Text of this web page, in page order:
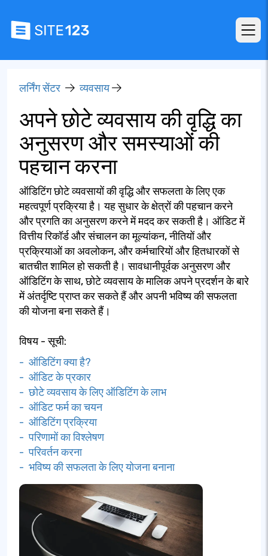
लर्निंग सेंटर व्यवसाय
अपने छोटे व्यवसाय की वृद्धि का
अनुसरण और समस्याओं की
पहचान करना
ऑडिटिंग छोटे व्यवसायों की वृद्धि और सफलता के लिए एक
महत्वपूर्ण प्रक्रिया है। यह सुधार के क्षेत्रों की पहचान करने
और प्रगति का अनुसरण करने में मदद कर सकती है। ऑडिट में
वित्तीय रिकॉर्ड और संचालन का मूल्यांकन, नीतियों और
प्रक्रियाओं का अवलोकन, और कर्मचारियों और हितधारकों से
बातचीत शामिल हो सकती है। सावधानीपूर्वक अनुसरण और
ऑडिटिंग के साथ, छोटे व्यवसाय के मालिक अपने प्रदर्शन के बारे
में अंतर्दृष्टि प्राप्त कर सकते हैं और अपनी भविष्य की सफलता
की योजना बना सकते हैं।
विषय - सूची:
- ऑडिटिंग क्या है?
- ऑडिट के प्रकार
- छोटे व्यवसाय के लिए ऑडिटिंग के लाभ
- ऑडिट फर्म का चयन
- ऑडिटिंग प्रक्रिया
- परिणामों का विश्लेषण
- परिवर्तन करना
- भविष्य की सफलता के लिए योजना बनाना